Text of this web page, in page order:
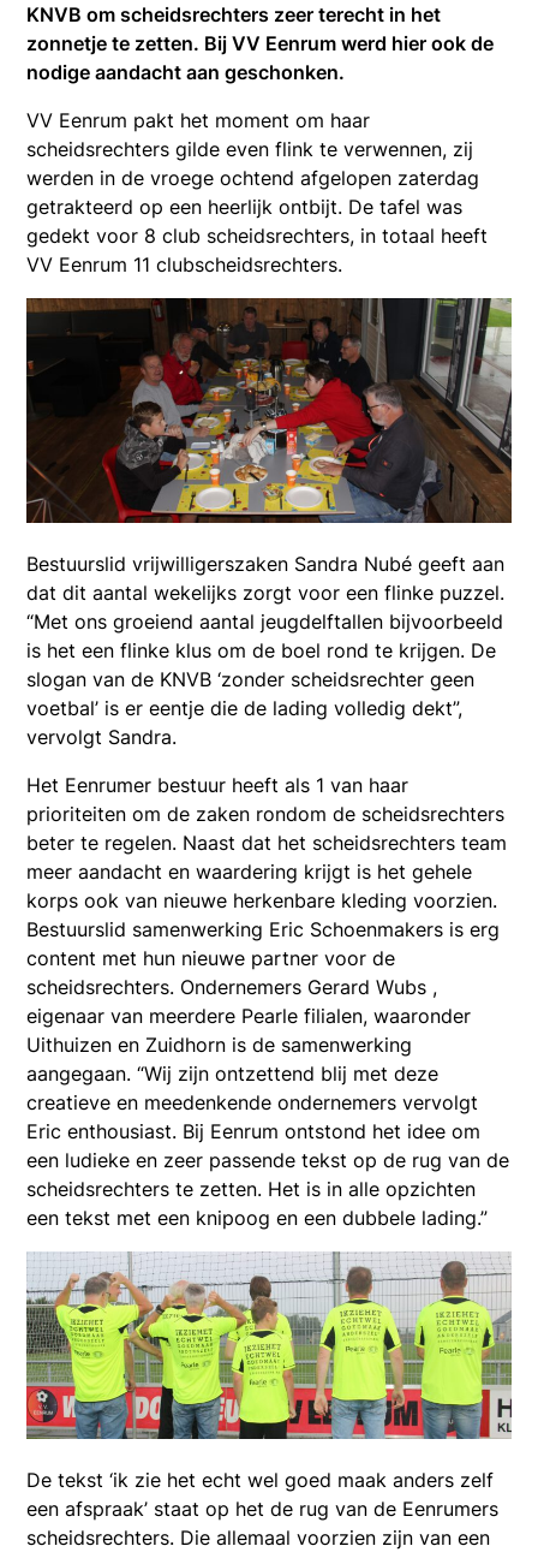
KNVB om scheidsrechters zeer terecht in het
zonnetje te zetten. Bij VV Eenrum werd hier ook de
nodige aandacht aan geschonken.
VV Eenrum pakt het moment om haar
scheidsrechters gilde even flink te verwennen, zij
werden in de vroege ochtend afgelopen zaterdag
getrakteerd op een heerlijk ontbijt. De tafel was
gedekt voor 8 club scheidsrechters, in totaal heeft
VV Eenrum 11 clubscheidsrechters.
Bestuurslid vrijwilligerszaken Sandra Nubé geeft aan
dat dit aantal wekelijks zorgt voor een flinke puzzel.
“Met ons groeiend aantal jeugdelftallen bijvoorbeeld
is het een flinke klus om de boel rond te krijgen. De
slogan van de KNVB ‘zonder scheidsrechter geen
voetbal’ is er eentje die de lading volledig dekt”,
vervolgt Sandra.
Het Eenrumer bestuur heeft als 1 van haar
prioriteiten om de zaken rondom de scheidsrechters
beter te regelen. Naast dat het scheidsrechters team
meer aandacht en waardering krijgt is het gehele
korps ook van nieuwe herkenbare kleding voorzien.
Bestuurslid samenwerking Eric Schoenmakers is erg
content met hun nieuwe partner voor de
scheidsrechters. Ondernemers Gerard Wubs ,
eigenaar van meerdere Pearle filialen, waaronder
Uithuizen en Zuidhorn is de samenwerking
aangegaan. “Wij zijn ontzettend blij met deze
creatieve en meedenkende ondernemers vervolgt
Eric enthousiast. Bij Eenrum ontstond het idee om
een ludieke en zeer passende tekst op de rug van de
scheidsrechters te zetten. Het is in alle opzichten
een tekst met een knipoog en een dubbele lading.”
De tekst ‘ik zie het echt wel goed maak anders zelf
een afspraak’ staat op het de rug van de Eenrumers
scheidsrechters. Die allemaal voorzien zijn van een